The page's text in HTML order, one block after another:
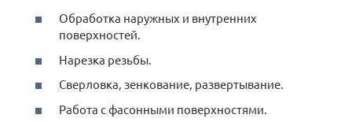
Обработка наружных и внутренних
поверхностей.
Нарезка резьбы.
Сверловка, зенкование, развертывание.
Работа с фасонными поверхностями.